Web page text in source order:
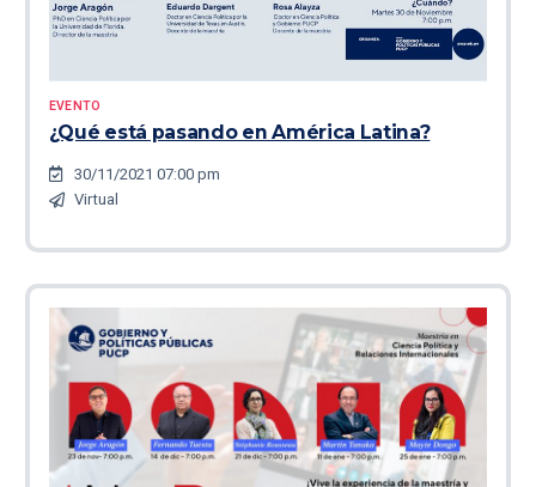
EVENTO
¿Qué está pasando en América Latina?
30/11/2021 07:00 pm
Virtual